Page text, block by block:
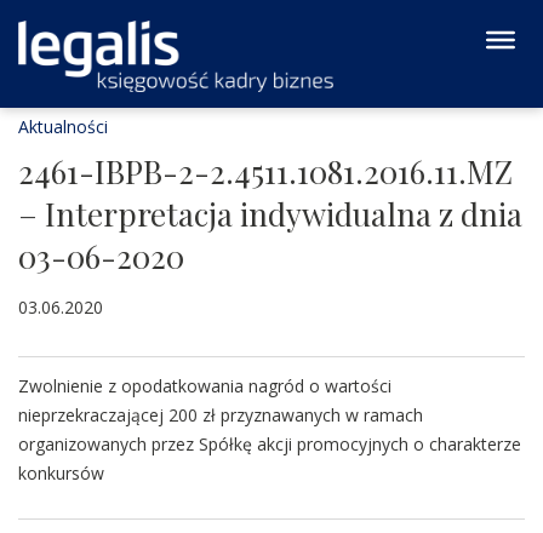
Aktualności
2461-IBPB-2-2.4511.1081.2016.11.MZ
– Interpretacja indywidualna z dnia
03-06-2020
03.06.2020
Zwolnienie z opodatkowania nagród o wartości
nieprzekraczającej 200 zł przyznawanych w ramach
organizowanych przez Spółkę akcji promocyjnych o charakterze
konkursów